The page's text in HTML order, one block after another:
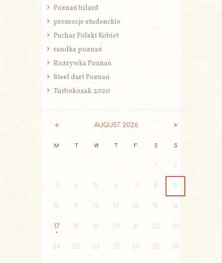
Poznań bilard
promocje studenckie
Puchar Polski Kobiet
randka poznań
Rozrywka Poznań
Steel dart Poznań
Turbokozak 2020
AUGUST 2026
M W F S S
2
3 4 5 6 7 8 9
10 11 12 13 14 15 16
17 18 19 20 21 22 23
24 25 26 27 28 29 30